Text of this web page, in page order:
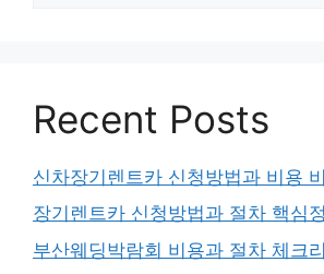
Recent Posts
신차장기렌트카 신청방법과 비용
장기렌트카 신청방법과 절차 핵심
부산웨딩박람회 비용과 절차 체크